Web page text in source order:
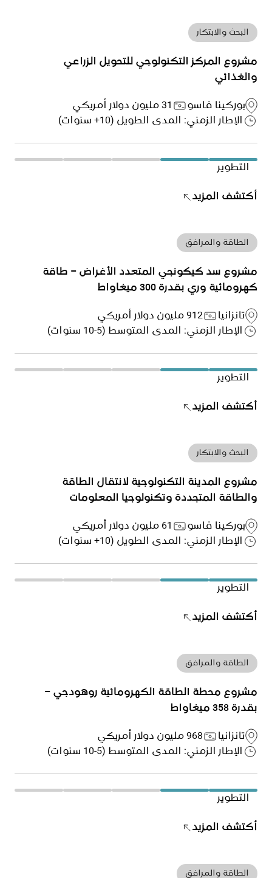
البحث والابتكار
مشروع المركز التكنولوجي للتحويل الزراعي
والغذائي
بوركينا فاسو
31 مليون دولار أمريكي
الإطار الزمني: المدى الطويل (10+ سنوات)
التطوير
أكتشف المزيد
الطاقة والمرافق
مشروع سد كيكونجي المتعدد الأغراض – طاقة
كهرومائية وري بقدرة 300 ميغاواط
تانزانيا
912 مليون دولار أمريكي
الإطار الزمني: المدى المتوسط (5-10 سنوات)
التطوير
أكتشف المزيد
البحث والابتكار
مشروع المدينة التكنولوجية لانتقال الطاقة
والطاقة المتجددة وتكنولوجيا المعلومات
بوركينا فاسو
61 مليون دولار أمريكي
الإطار الزمني: المدى الطويل (10+ سنوات)
التطوير
أكتشف المزيد
الطاقة والمرافق
مشروع محطة الطاقة الكهرومائية روهودجي –
بقدرة 358 ميغاواط
تانزانيا
968 مليون دولار أمريكي
الإطار الزمني: المدى المتوسط (5-10 سنوات)
التطوير
أكتشف المزيد
الطاقة والمرافق